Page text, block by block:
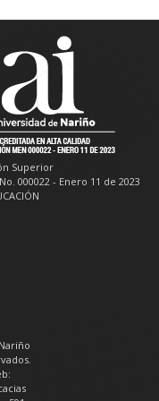
Superior
000022 - Enero 11 de 2023